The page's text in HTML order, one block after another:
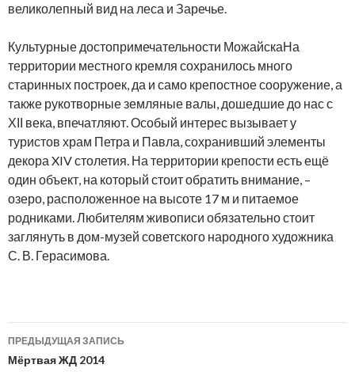
великолепный вид на леса и Заречье.
Культурные достопримечательности МожайскаНа
территории местного кремля сохранилось много
старинных построек, да и само крепостное сооружение, а
также рукотворные земляные валы, дошедшие до нас с
ХІІ века, впечатляют. Особый интерес вызывает у
туристов храм Петра и Павла, сохранивший элементы
декора XIV столетия. На территории крепости есть ещё
один объект, на который стоит обратить внимание, –
озеро, расположенное на высоте 17 м и питаемое
родниками. Любителям живописи обязательно стоит
заглянуть в дом-музей советского народного художника
С. В. Герасимова.
Навигация
ПРЕДЫДУЩАЯ ЗАПИСЬ
Мёртвая ЖД 2014